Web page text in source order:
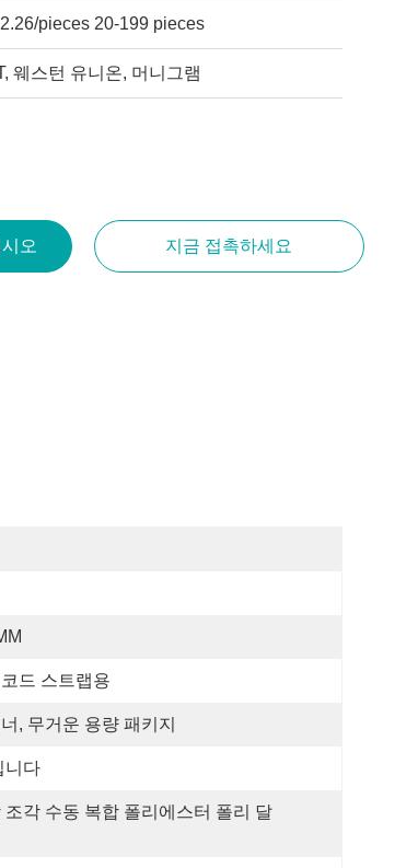
pieces 20-199 pieces
웨스턴 유니온, 머니그램
오 지금 접촉하세요
드 스트랩용
, 무거운 용량 패키지
니다
각 수동 복합 폴리에스터 폴리 달